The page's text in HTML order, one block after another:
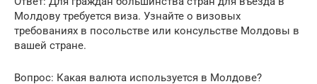
Молдову требуется виза. Узнайте о визовых
требованиях в посольстве или консульстве Молдовы в
вашей стране.
Вопрос: Какая валюта используется в Молдове?